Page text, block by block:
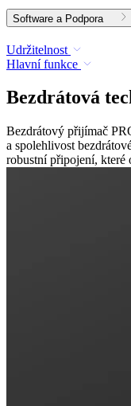
Software a Podpora
Udržitelnost
Hlavní funkce
Bezdrátová
Bezdrátový přijímač
a spolehlivost
robustní připojení, které